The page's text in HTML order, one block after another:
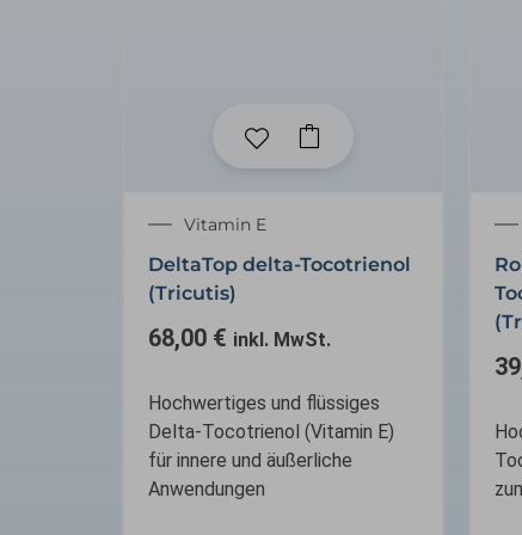
Vitamin E
DeltaTop delta-Tocotrienol
(Tricutis)
68,00 € inkl. MwSt.
Hochwertiges und flüssiges
Delta-Tocotrienol (Vitamin E)
für innere und äußerliche
Anwendungen